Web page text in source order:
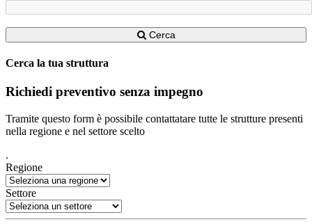
Cerca
Cerca la tua struttura
Richiedi preventivo senza impegno
Tramite questo form è possibile contattatare tutte le strutture presenti
nella regione e nel settore scelto
.
Regione
Settore